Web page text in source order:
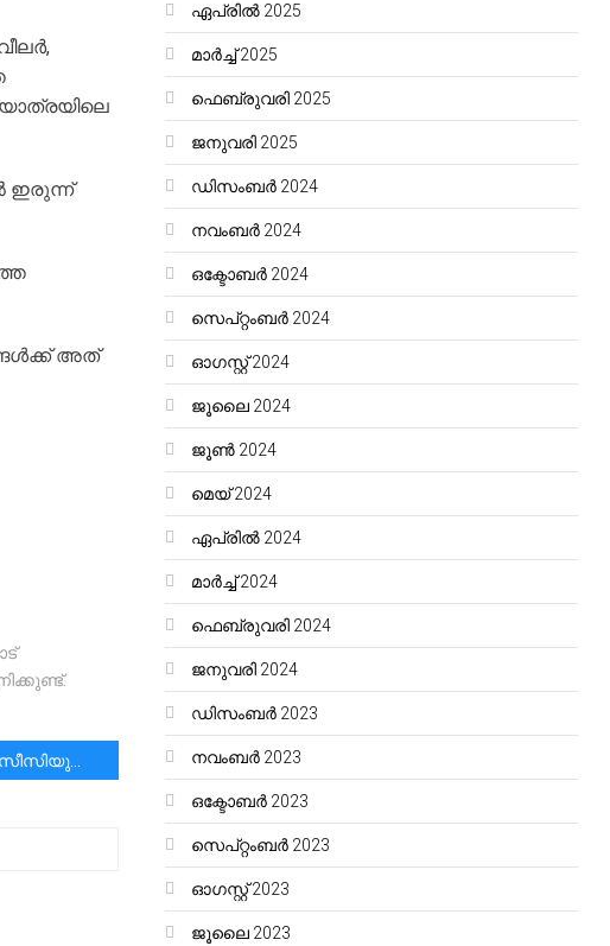
ഇരുന്ന്
അത്
ഏപ്രിൽ 2025
മാർച്ച്‌ 2025
ഫെബ്രുവരി 2025
ജനുവരി 2025
ഡിസംബർ 2024
നവംബർ 2024
ഒക്ടോബർ 2024
സെപ്റ്റംബർ 2024
ഓഗസ്റ്റ്‌ 2024
ജൂലൈ 2024
ജൂൺ 2024
മെയ്‌ 2024
ഏപ്രിൽ 2024
മാർച്ച്‌ 2024
ഫെബ്രുവരി 2024
ജനുവരി 2024
ഡിസംബർ 2023
നവംബർ 2023
ഒക്ടോബർ 2023
സെപ്റ്റംബർ 2023
ഓഗസ്റ്റ്‌ 2023
ജൂലൈ 2023